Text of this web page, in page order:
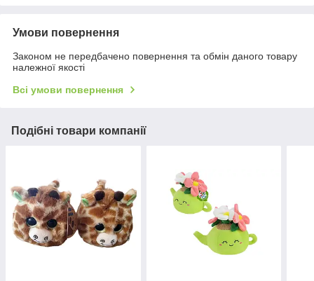
Умови повернення
Законом не передбачено повернення та обмін даного товару
належної якості
Всі умови повернення
Подібні товари компанії